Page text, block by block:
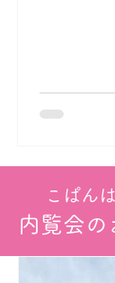
こぱん
内覧会の